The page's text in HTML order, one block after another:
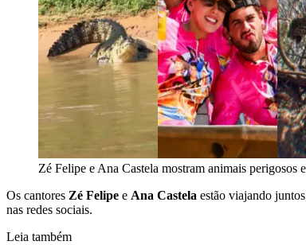
Zé Felipe e Ana Castela mostram animais perigosos
Os cantores Zé Felipe e Ana Castela estão viajando
nas redes sociais.
Leia também